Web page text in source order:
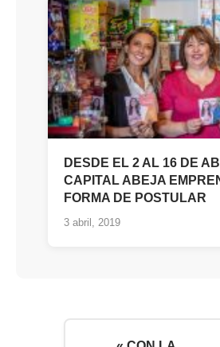
DESDE EL 2 AL 16 DE
CAPITAL ABEJA
FORMA DE POSTULAR
3 abril, 2019